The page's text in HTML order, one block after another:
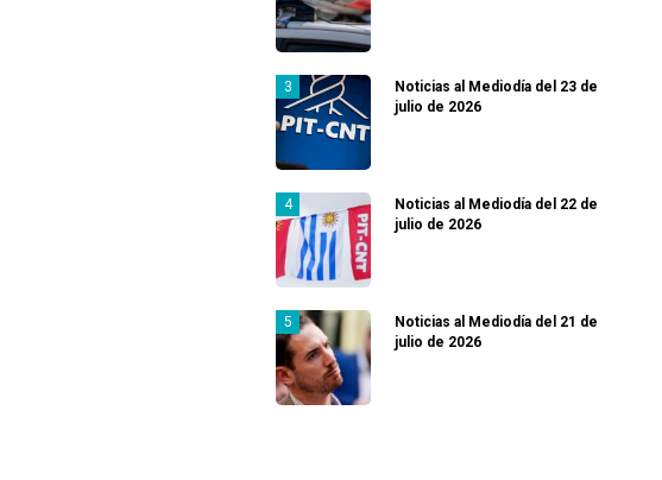
Noticias al Mediodía del 23 de
julio de 2026
Noticias al Mediodía del 22 de
julio de 2026
Noticias al Mediodía del 21 de
julio de 2026